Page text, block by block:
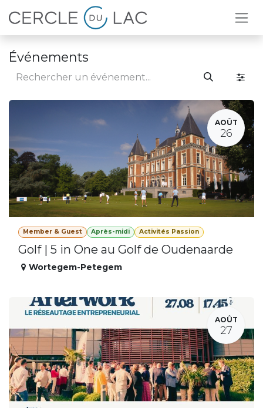
Se rendre au contenu
Événements
AOÛT
26
Member & Guest Après-midi Activités Passion
Golf | 5 in One au Golf de Oudenaarde
Wortegem-Petegem
AOÛT
27